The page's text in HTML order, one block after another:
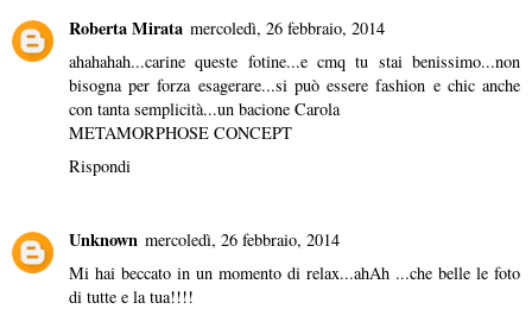
Roberta Mirata mercoledì, 26 febbraio, 2014
ahahahah...carine queste fotine...e cmq tu stai benissimo...non
bisogna per forza esagerare...si può essere fashion e chic anche
con tanta semplicità...un bacione Carola
METAMORPHOSE CONCEPT
Rispondi
Unknown mercoledì, 26 febbraio, 2014
Mi hai beccato in un momento di relax...ahAh ...che belle le foto
di tutte e la tua!!!!